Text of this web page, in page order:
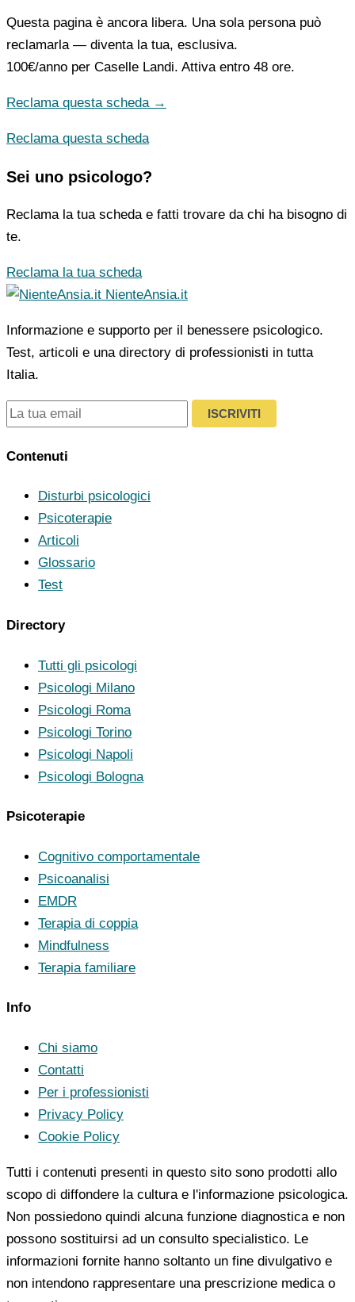
Questa pagina è ancora libera. Una sola persona può
reclamarla — diventa la tua, esclusiva.
100€/anno per Caselle Landi. Attiva entro 48 ore.
Reclama questa scheda →
Reclama questa scheda
Sei uno psicologo?
Reclama la tua scheda e fatti trovare da chi ha bisogno di
te.
Reclama la tua scheda
NienteAnsia.it
Informazione e supporto per il benessere psicologico.
Test, articoli e una directory di professionisti in tutta
Italia.
ISCRIVITI
Contenuti
Disturbi psicologici
Psicoterapie
Articoli
Glossario
Test
Directory
Tutti gli psicologi
Psicologi Milano
Psicologi Roma
Psicologi Torino
Psicologi Napoli
Psicologi Bologna
Psicoterapie
Cognitivo comportamentale
Psicoanalisi
EMDR
Terapia di coppia
Mindfulness
Terapia familiare
Info
Chi siamo
Contatti
Per i professionisti
Privacy Policy
Cookie Policy
Tutti i contenuti presenti in questo sito sono prodotti allo
scopo di diffondere la cultura e l'informazione psicologica.
Non possiedono quindi alcuna funzione diagnostica e non
possono sostituirsi ad un consulto specialistico. Le
informazioni fornite hanno soltanto un fine divulgativo e
non intendono rappresentare una prescrizione medica o